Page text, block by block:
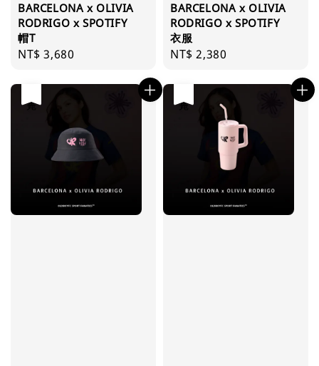
BARCELONA x OLIVIA
RODRIGO x SPOTIFY
帽T
Regular
NT$ 3,680
BARCELONA x OLIVIA
RODRIGO x SPOTIFY
衣服
Regular
NT$ 2,380